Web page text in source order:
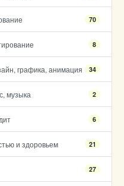
70
8
графика, анимация 34
музыка 2
6
и здоровьем 21
27